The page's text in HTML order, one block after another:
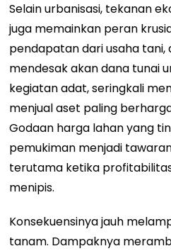
Selain urbanisasi, tekanan
juga memainkan peran
pendapatan dari usaha
mendesak akan dana tunai
kegiatan adat, seringkali
menjual aset paling
Godaan harga lahan yang
pemukiman menjadi
terutama ketika
menipis.
Konsekuensinya jauh
tanam. Dampaknya